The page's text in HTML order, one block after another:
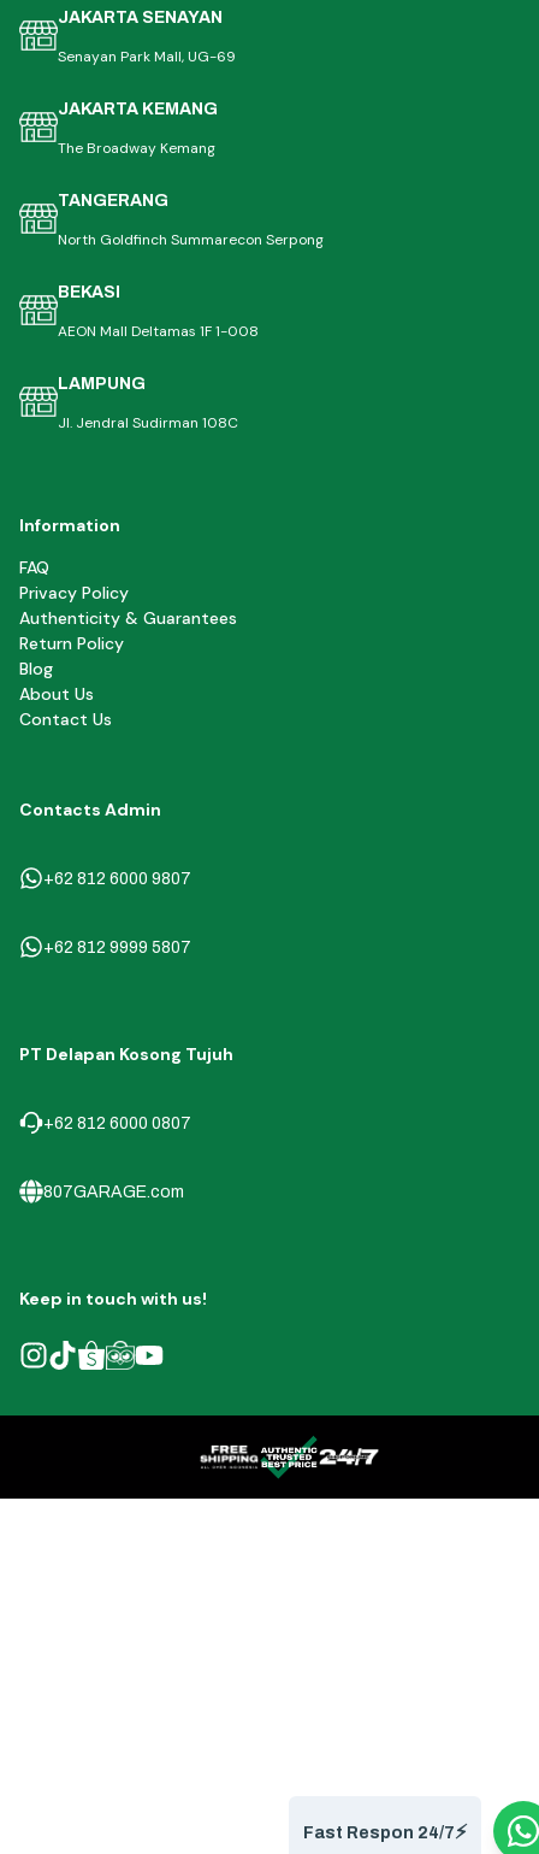
JAKARTA SENAYAN
Senayan Park Mall, UG-69
JAKARTA KEMANG
The Broadway Kemang
TANGERANG
North Goldfinch Summarecon Serpong
BEKASI
AEON Mall Deltamas 1F 1-008
LAMPUNG
Jl. Jendral Sudirman 108C
Information
FAQ
Privacy Policy
Authenticity & Guarantees
Return Policy
Blog
About Us
Contact Us
Contacts Admin
+62 812 6000 9807
+62 812 9999 5807
PT Delapan Kosong Tujuh
+62 812 6000 0807
807GARAGE.com
Keep in touch with us!
Fast Respon 24/7⚡️